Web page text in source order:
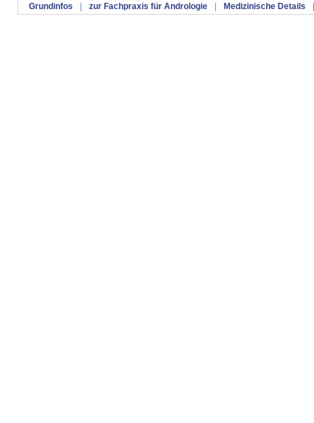
Grundinfos zur Fachpraxis für Andrologie Medizinische Details